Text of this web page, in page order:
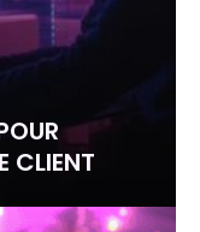
CLIENT